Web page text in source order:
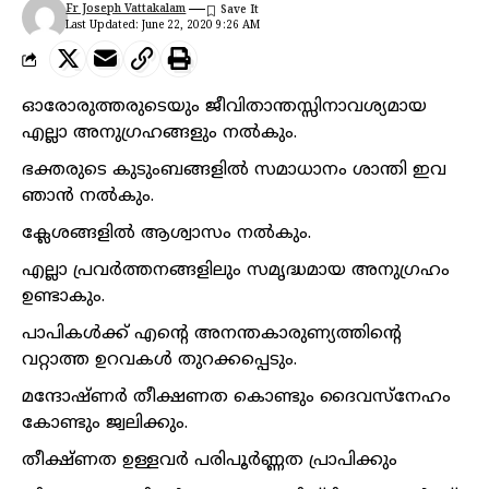
Last Updated: June 22, 2020 9:26 AM
Fr Joseph Vattakalam
ഓരോരുത്തരുടെയും ജീവിതാന്തസ്സിനാവശ്യമായ
എല്ലാ അനുഗ്രഹങ്ങളും നൽകും.
ഭക്തരുടെ കുടുംബങ്ങളിൽ സമാധാനം ശാന്തി ഇവ
ഞാൻ നൽകും.
ക്ലേശങ്ങളിൽ ആശ്വാസം നൽകും.
എല്ലാ പ്രവർത്തനങ്ങളിലും സമൃദ്ധമായ അനുഗ്രഹം
ഉണ്ടാകും.
പാപികൾക്ക് എന്റെ അനന്തകാരുണ്യത്തിന്റെ
വറ്റാത്ത ഉറവകൾ തുറക്കപ്പെടും.
മന്ദോഷ്ണർ തീക്ഷണത കൊണ്ടും ദൈവസ്നേഹം
കോണ്ടും ജ്വലിക്കും.
തീക്ഷ്ണത ഉള്ളവർ പരിപൂർണ്ണത പ്രാപിക്കും